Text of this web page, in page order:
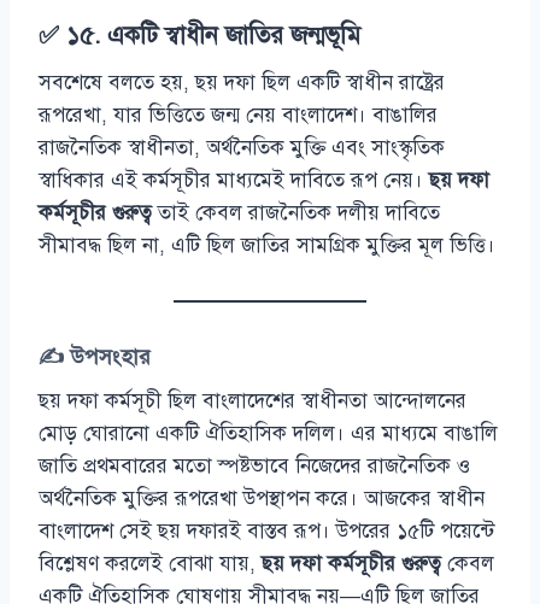
✅ ১৫. একটি স্বাধীন জাতির জন্মভূমি
সবশেষে বলতে হয়, ছয় দফা ছিল একটি স্বাধীন রাষ্ট্রের
রূপরেখা, যার ভিত্তিতে জন্ম নেয় বাংলাদেশ। বাঙালির
রাজনৈতিক স্বাধীনতা, অর্থনৈতিক মুক্তি এবং সাংস্কৃতিক
স্বাধিকার এই কর্মসূচীর মাধ্যমেই দাবিতে রূপ নেয়।ছয় দফা
কর্মসূচীর গুরুত্বতাই কেবল রাজনৈতিক দলীয় দাবিতে
সীমাবদ্ধ ছিল না, এটি ছিল জাতির সামগ্রিক মুক্তির মূল ভিত্তি।
✍️ উপসংহার
ছয় দফা কর্মসূচী ছিল বাংলাদেশের স্বাধীনতা আন্দোলনের
মোড় ঘোরানো একটি ঐতিহাসিক দলিল। এর মাধ্যমে বাঙালি
জাতি প্রথমবারের মতো স্পষ্টভাবে নিজেদের রাজনৈতিক ও
অর্থনৈতিক মুক্তির রূপরেখা উপস্থাপন করে। আজকের স্বাধীন
বাংলাদেশ সেই ছয় দফারই বাস্তব রূপ। উপরের ১৫টি পয়েন্টে
বিশ্লেষণ করলেই বোঝা যায়,ছয় দফা কর্মসূচীর গুরুত্বকেবল
একটি ঐতিহাসিক ঘোষণায় সীমাবদ্ধ নয়—এটি ছিল জাতির